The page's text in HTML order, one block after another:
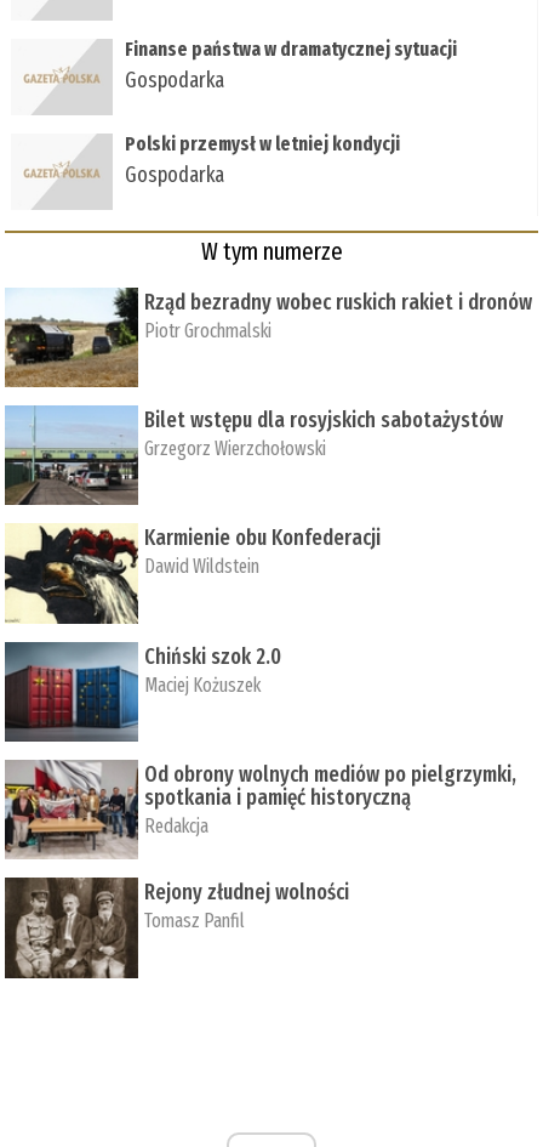
Finanse państwa w dramatycznej sytuacji
Gospodarka
Polski przemysł w letniej kondycji
Gospodarka
W tym numerze
Rząd bezradny wobec ruskich rakiet i dronów
Piotr Grochmalski
Bilet wstępu dla rosyjskich sabotażystów
Grzegorz Wierzchołowski
Karmienie obu Konfederacji
Dawid Wildstein
Chiński szok 2.0
Maciej Kożuszek
Od obrony wolnych mediów po pielgrzymki,
spotkania i pamięć historyczną
Redakcja
Rejony złudnej wolności
Tomasz Panfil